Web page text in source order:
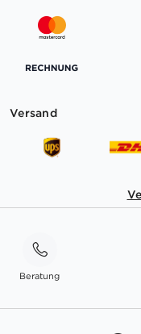
Versand
Beratung